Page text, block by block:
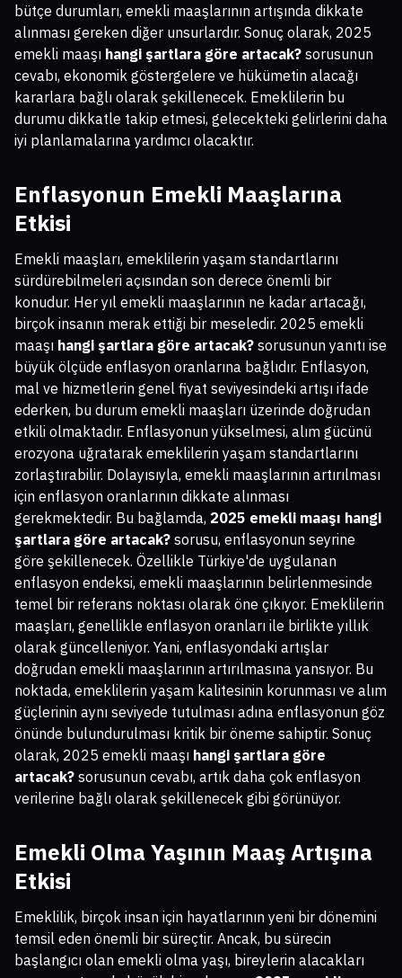
bütçe durumları, emekli maaşlarının artışında dikkate
alınması gereken diğer unsurlardır. Sonuç olarak, 2025
emekli maaşı hangi şartlara göre artacak? sorusunun
cevabı, ekonomik göstergelere ve hükümetin alacağı
kararlara bağlı olarak şekillenecek. Emeklilerin bu
durumu dikkatle takip etmesi, gelecekteki gelirlerini daha
iyi planlamalarına yardımcı olacaktır.
Enflasyonun Emekli Maaşlarına
Etkisi
Emekli maaşları, emeklilerin yaşam standartlarını
sürdürebilmeleri açısından son derece önemli bir
konudur. Her yıl emekli maaşlarının ne kadar artacağı,
birçok insanın merak ettiği bir meseledir. 2025 emekli
maaşı hangi şartlara göre artacak? sorusunun yanıtı ise
büyük ölçüde enflasyon oranlarına bağlıdır. Enflasyon,
mal ve hizmetlerin genel fiyat seviyesindeki artışı ifade
ederken, bu durum emekli maaşları üzerinde doğrudan
etkili olmaktadır. Enflasyonun yükselmesi, alım gücünü
erozyona uğratarak emeklilerin yaşam standartlarını
zorlaştırabilir. Dolayısıyla, emekli maaşlarının artırılması
için enflasyon oranlarının dikkate alınması
gerekmektedir. Bu bağlamda, 2025 emekli maaşı hangi
şartlara göre artacak? sorusu, enflasyonun seyrine
göre şekillenecek. Özellikle Türkiye'de uygulanan
enflasyon endeksi, emekli maaşlarının belirlenmesinde
temel bir referans noktası olarak öne çıkıyor. Emeklilerin
maaşları, genellikle enflasyon oranları ile birlikte yıllık
olarak güncelleniyor. Yani, enflasyondaki artışlar
doğrudan emekli maaşlarının artırılmasına yansıyor. Bu
noktada, emeklilerin yaşam kalitesinin korunması ve alım
güçlerinin aynı seviyede tutulması adına enflasyonun göz
önünde bulundurulması kritik bir öneme sahiptir. Sonuç
olarak, 2025 emekli maaşı hangi şartlara göre
artacak? sorusunun cevabı, artık daha çok enflasyon
verilerine bağlı olarak şekillenecek gibi görünüyor.
Emekli Olma Yaşının Maaş Artışına
Etkisi
Emeklilik, birçok insan için hayatlarının yeni bir dönemini
temsil eden önemli bir süreçtir. Ancak, bu sürecin
başlangıcı olan emekli olma yaşı, bireylerin alacakları